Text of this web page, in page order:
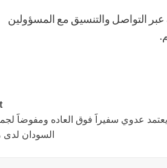
التواصل والتنسيق مع المسؤولين
عدوي سفيراََ فوق العاده ومفوضاََ
السودان